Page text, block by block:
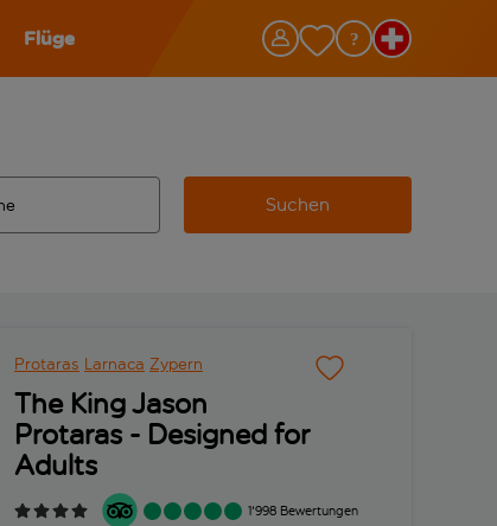
Flüge
Suchen
Protaras Larnaca Zypern
The King Jason
Protaras - Designed for
Adults
1'998 Bewertungen